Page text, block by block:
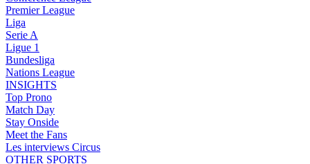
Premier League
Liga
Serie A
Ligue 1
Bundesliga
Nations League
INSIGHTS
Top Prono
Match Day
Stay Onside
Meet the Fans
Les interviews Circus
OTHER SPORTS